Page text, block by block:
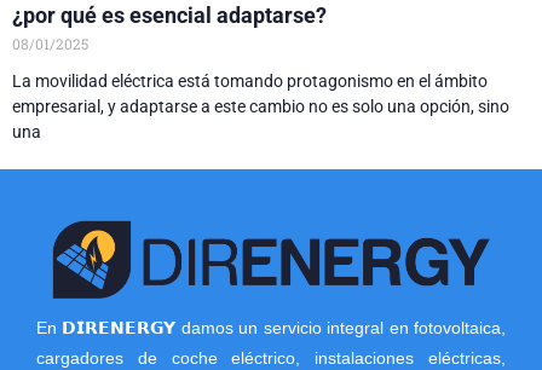
¿por qué es esencial adaptarse?
08/01/2025
La movilidad eléctrica está tomando protagonismo en el ámbito
empresarial, y adaptarse a este cambio no es solo una opción, sino
una
En 𝗗𝗜𝗥𝗘𝗡𝗘𝗥𝗚𝗬 damos un servicio integral en fotovoltaica,
cargadores de coche eléctrico, instalaciones eléctricas,